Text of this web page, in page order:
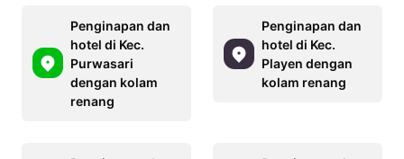
Penginapan dan
hotel di Kec.
Purwasari
dengan kolam
renang
Penginapan dan
hotel di Kec.
Playen dengan
kolam renang